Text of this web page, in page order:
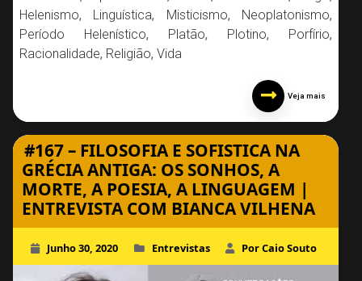
Helenismo, Linguística, Misticismo, Neoplatonismo,
Período Helenístico, Platão, Plotino, Porfírio,
Racionalidade, Religião, Vida
Veja mais
#167 – FILOSOFIA E SOFISTICA NA
GRÉCIA ANTIGA: OS SONHOS, A
MORTE, A POESIA, A LINGUAGEM |
ENTREVISTA COM BIANCA VILHENA
Junho 30, 2020 Entrevistas Por Caio Souto